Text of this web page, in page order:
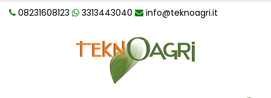
08231608123 3313443040 info@teknoagri.it